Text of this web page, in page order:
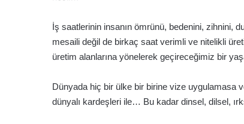
İş saatlerinin insanın ömrünü, bedenini, zihnini,
mesaili değil de birkaç saat verimli ve nitelikli
üretim alanlarına yönelerek geçireceğimiz bir
Dünyada hiç bir ülke bir birine vize uygulamasa
dünyalı kardeşleri ile… Bu kadar dinsel, dilsel,